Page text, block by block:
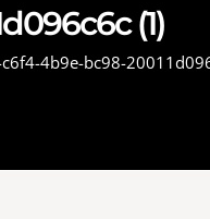
(1)
4b9e-bc98-